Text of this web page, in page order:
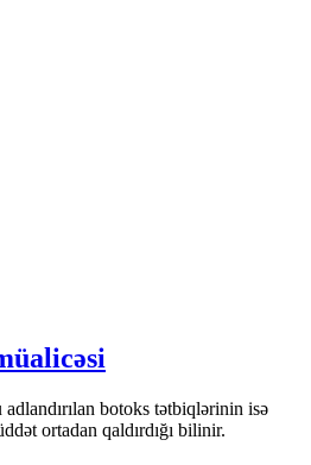
botoks tətbiqlərinin isə
ortadan qaldırdığı bilinir.